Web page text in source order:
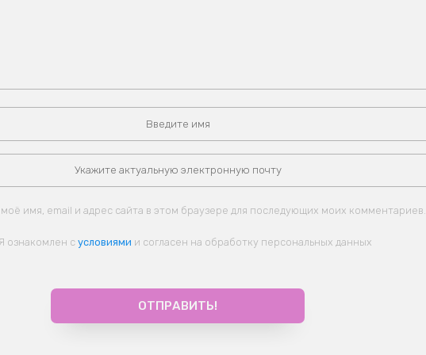
имя, email и адрес сайта в этом браузере для последующих моих комментариев.
Я ознакомлен с условиями и согласен на обработку персональных данных